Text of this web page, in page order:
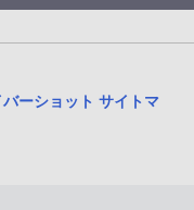
ーショット サイトマ